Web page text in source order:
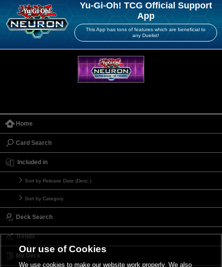
Yu-Gi-Oh! TCG Official Support
App
This App has tons of features which are beneficial to
any Duelist!
Home
Card Search
Included in
Sort by Release Date (Desc.)
Sort by Category
Deck Search
Trends
My Deck
Our use of Cookies
We use cookies to make our website work properly. We also